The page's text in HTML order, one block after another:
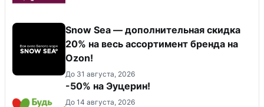
Snow Sea — дополнительная скидка
20% на весь ассортимент бренда на
Ozon!
До 31 августа, 2026
-50% на Эуцерин!
До 14 августа, 2026